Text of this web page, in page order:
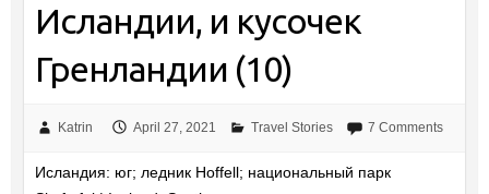
Исландии, и кусочек
Гренландии (10)
Katrin April 27, 2021 Travel Stories 7 Comments
Исландия: юг; ледник Hoffell; национальный парк